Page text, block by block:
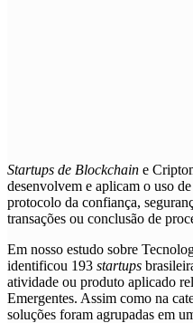
Startups de Blockchain e
desenvolvem e aplicam o uso de
protocolo da confiança,
transações ou conclusão de
Em nosso estudo sobre
identificou 193 startups
atividade ou produto aplicado
Emergentes. Assim como na
soluções foram agrupadas em